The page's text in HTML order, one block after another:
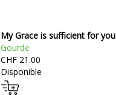
My Grace is sufficient for you
Gourde
CHF 21.00
Disponible